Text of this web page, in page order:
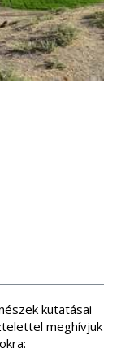
kutatásai
meghívjuk